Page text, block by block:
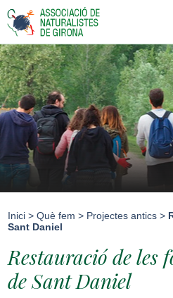
Inici > Què fem > Projectes antics >
Sant Daniel
Restauració de les
de Sant Daniel